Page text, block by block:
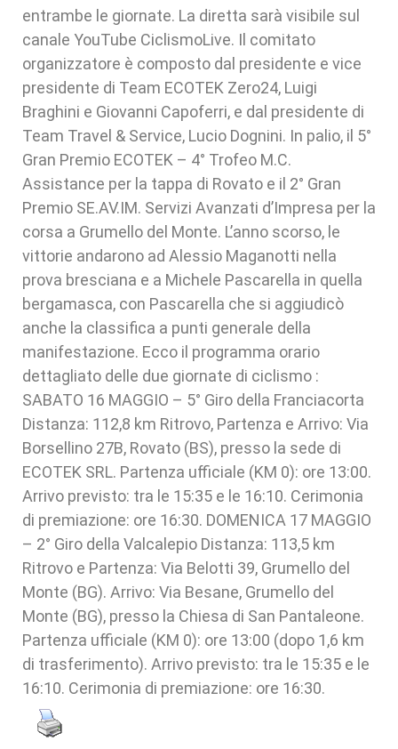
entrambe le giornate. La diretta sarà visibile sul
canale YouTube CiclismoLive. Il comitato
organizzatore è composto dal presidente e vice
presidente di Team ECOTEK Zero24, Luigi
Braghini e Giovanni Capoferri, e dal presidente di
Team Travel & Service, Lucio Dognini. In palio, il 5°
Gran Premio ECOTEK – 4° Trofeo M.C.
Assistance per la tappa di Rovato e il 2° Gran
Premio SE.AV.IM. Servizi Avanzati d’Impresa per la
corsa a Grumello del Monte. L’anno scorso, le
vittorie andarono ad Alessio Maganotti nella
prova bresciana e a Michele Pascarella in quella
bergamasca, con Pascarella che si aggiudicò
anche la classifica a punti generale della
manifestazione. Ecco il programma orario
dettagliato delle due giornate di ciclismo :
SABATO 16 MAGGIO – 5° Giro della Franciacorta
Distanza: 112,8 km Ritrovo, Partenza e Arrivo: Via
Borsellino 27B, Rovato (BS), presso la sede di
ECOTEK SRL. Partenza ufficiale (KM 0): ore 13:00.
Arrivo previsto: tra le 15:35 e le 16:10. Cerimonia
di premiazione: ore 16:30. DOMENICA 17 MAGGIO
– 2° Giro della Valcalepio Distanza: 113,5 km
Ritrovo e Partenza: Via Belotti 39, Grumello del
Monte (BG). Arrivo: Via Besane, Grumello del
Monte (BG), presso la Chiesa di San Pantaleone.
Partenza ufficiale (KM 0): ore 13:00 (dopo 1,6 km
di trasferimento). Arrivo previsto: tra le 15:35 e le
16:10. Cerimonia di premiazione: ore 16:30.